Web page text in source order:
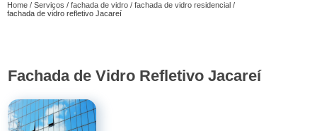
Home Serviços fachada de vidro
fachada de vidro residencial
fachada de vidro refletivo Jacareí
Fachada de Vidro Refletivo Jacareí